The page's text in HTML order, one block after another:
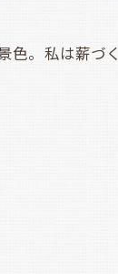
。私は薪づ